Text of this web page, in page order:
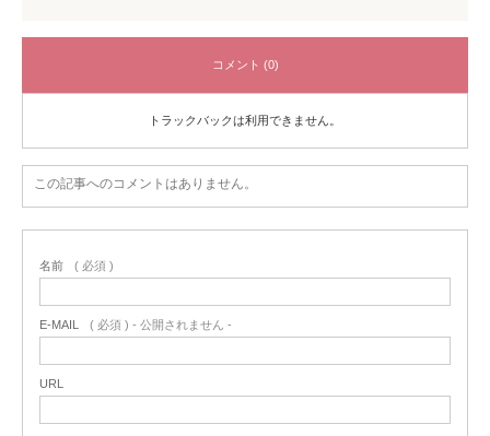
コメント (0)
トラックバックは利用できません。
この記事へのコメントはありません。
名前 ( 必須 )
E-MAIL ( 必須 ) - 公開されません -
URL